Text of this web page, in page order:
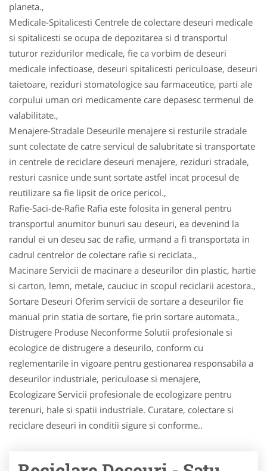
planeta.,
Medicale-Spitalicesti Centrele de colectare deseuri medicale
si spitalicesti se ocupa de depozitarea si d transportul
tuturor rezidurilor medicale, fie ca vorbim de deseuri
medicale infectioase, deseuri spitalicesti periculoase, deseuri
taietoare, reziduri stomatologice sau farmaceutice, parti ale
corpului uman ori medicamente care depasesc termenul de
valabilitate.,
Menajere-Stradale Deseurile menajere si resturile stradale
sunt colectate de catre servicul de salubritate si transportate
in centrele de reciclare deseuri menajere, reziduri stradale,
resturi casnice unde sunt sortate astfel incat procesul de
reutilizare sa fie lipsit de orice pericol.,
Rafie-Saci-de-Rafie Rafia este folosita in general pentru
transportul anumitor bunuri sau deseuri, ea devenind la
randul ei un deseu sac de rafie, urmand a fi transportata in
cadrul centrelor de colectare rafie si reciclata.,
Macinare Servicii de macinare a deseurilor din plastic, hartie
si carton, lemn, metale, cauciuc in scopul reciclarii acestora.,
Sortare Deseuri Oferim servicii de sortare a deseurilor fie
manual prin statia de sortare, fie prin sortare automata.,
Distrugere Produse Neconforme Solutii profesionale si
ecologice de distrugere a deseurilo, conform cu
reglementarile in vigoare pentru gestionarea responsabila a
deseurilor industriale, periculoase si menajere,
Ecologizare Servicii profesionale de ecologizare pentru
terenuri, hale si spatii industriale. Curatare, colectare si
reciclare deseuri in conditii sigure si conforme..